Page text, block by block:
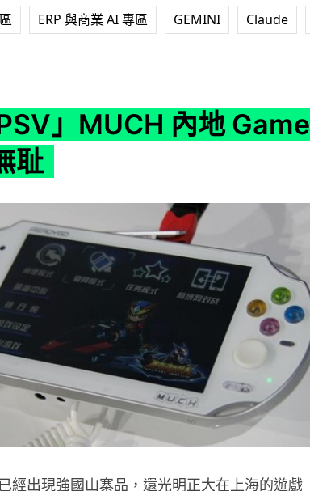
ERP 與商業 AI 專區 GEMINI Claude
」MUCH 內地 Game
耻
經出現強國山寨品，還光明正大在上海的遊戲